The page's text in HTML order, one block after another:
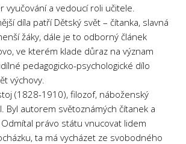
vyučování a vedoucí roli učitele.
díla patří Dětský svět – čítanka, slavná
žáky, dále je to odborný článek
ve kterém klade důraz na význam
pedagogicko-psychologické dílo
výchovy.
(1828-1910), filozof, náboženský
Byl autorem světoznámých čítanek a
právo státu vnucovat lidem
ta má vycházet ze svobodného